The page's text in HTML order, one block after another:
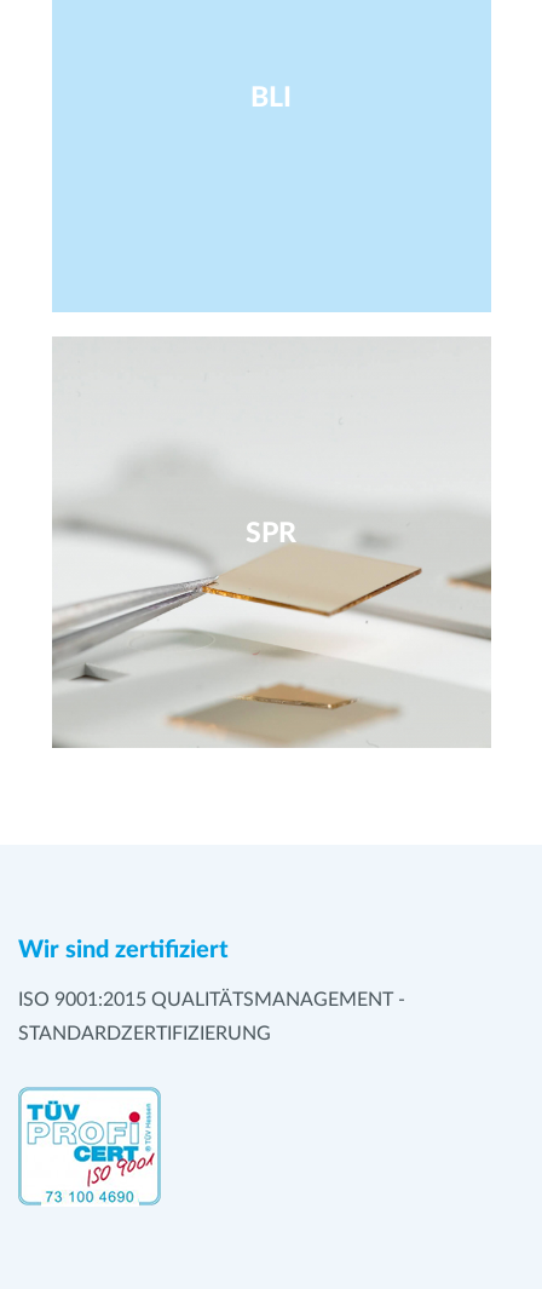
BLI
SPR
Wir sind zertifiziert
ISO 9001:2015 QUALITÄTSMANAGEMENT -
STANDARDZERTIFIZIERUNG